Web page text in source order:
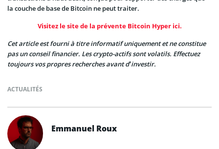
la couche de base de Bitcoin ne peut traiter.
Visitez le site de la prévente Bitcoin Hyper ici.
Cet article est fourni à titre informatif uniquement et ne constitue
pas un conseil financier. Les crypto-actifs sont volatils. Effectuez
toujours vos propres recherches avant d’investir.
ACTUALITÉS
Emmanuel Roux